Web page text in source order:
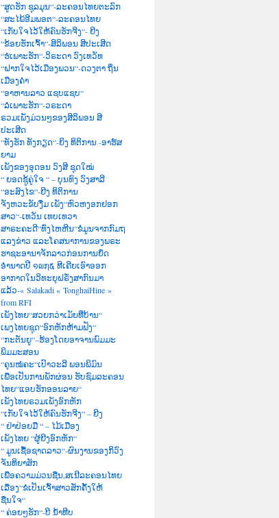
“ສູດຮັກ ຊຸລມຸນ“-ລະຄອນໄທຍຕະລົກ
“ສະໄພ້ອີມພອຕ“-ລະຄອນໄທຍ
“ເກັບໃຈໄວ້ໃຫ້ຄົນຮັກຈີງ“- ຍີງ
“ຂ້ອຍຮັກເຈົ້າ“-ສິລິພອນ ສີປະເສີດ
“ຮໍເພາະຮັກ“-ວິຣະດາ ວົງເທວັທ
“ຝາກໃຈໄວ້ເມືອງພວນ“-ດວງຕາ ຖິ່ນ
ເມືອງຄຳ
“ອາຫານລາວ ແຊບແຊບ“
“ລໍເພາະຮັກ“-ວຣະດາ
ຣວມເພັງມ່ວນໆຂອງສີລິພອນ ສີ
ປະເສີດ
“ທັງຮັກ ທັງກຽດ“-ຍິງ ທິຕິການ -ອາຮ໌ສ
ຍາມ
ເພັງຂອງອຸດອນ ວົງສີ ຊຸດໃໝ່
“ ຍອດຊູ້ຄູ່ໃຈ “ – ບຸນທົງ ວົງສາລີ
“ອະສົງໄຂ“-ຍີງ ທິຕິການ
ຈັງຫວະຂັບງື່ມ ເພັງ“ຫົວຫງອກຢອກ
ສາວ“-ເທວັນ ເທບເທວາ
ສາຣະຄະດີ“ທົ່ງໄຫຫີນ“ຂໍ່ມູນຈາກກົມຖ
ແລງຂ່າວ ແລະໂຄສນາການຂອງພຣະ
ຮາຊະອານາຈັກລາວກ່ອນການຍຶດ
ອຳນາດປີ ໑໙໗໕ ທີເຄີຍເອົາອອກ
ອາກາດໃນວິທະຍຸຝຣັ່ງສາກົນມາ
ແລ້ວ-« Salakadi « TonghaiHine »
from RFI
ເພັງໄທຍ“ສວຍກວ່າເມັຍທີ່ບ້ານ“
ເພງໄທຍຊຸດ“ອົກຫັກຫ້າມຟັງ“
“ກະຕັນຍູ“–ຮ້ອງໂດຍອາຈານພົມມະ
ພິມມະສອນ
“ຄຸນໝໍຄະ“ເປົາວະລີ ພອນພິມົນ
ເພື່ອເປັນການພັກຜ່ອນ ຮັບຊົມລະຄອນ
ໄທຍ“ແອບຮັກອອນລາຍ“
ເພັງໄທຍຣວມເພັງອົກຫັກ
“ເກັບໃຈໄວ້ໃຫ້ຄົນຮັກຈີງ“ – ຍີງ
“ ຢ່າປ່ອຍມື “ – ໄມ້ເມືອງ
ເພັງໄທຍ “ຜູ້ຍີງອົກຫັກ“
“ ມູນເຊື້ອຊາດລາວ“-ຜົນງານຂອງກິວົງ
ຈັນທິຍາສັກ
ເພື່ອຄວາມມ່ວນຊື່ນ,ສເນີລະຄອນໄທຍ
ເລື່ອງ“ຂໍເປັນເຈົ້າສາວສັກຄັ້ງໃຫ້
ຊື່ນໃຈ“
“ ຄ່ອຍໆຮັກ“-ບີ ນໍ້າທີບ